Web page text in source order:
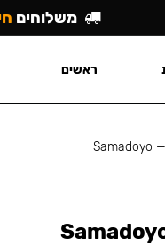
Samadoyo
משלוחים
ראשים